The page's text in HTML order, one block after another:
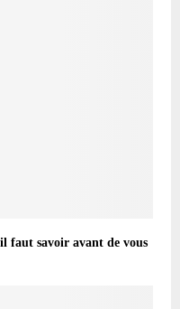
faut savoir avant de vous